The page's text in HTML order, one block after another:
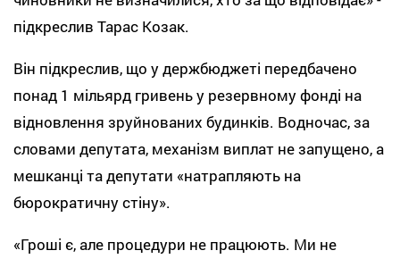
підкреслив Тарас Козак.
Він підкреслив, що у держбюджеті передбачено
понад 1 мільярд гривень у резервному фонді на
відновлення зруйнованих будинків. Водночас, за
словами депутата, механізм виплат не запущено, а
мешканці та депутати «натрапляють на
бюрократичну стіну».
«Гроші є, але процедури не працюють. Ми не